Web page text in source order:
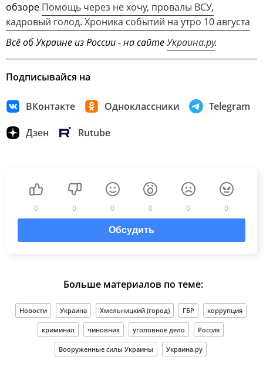
обзоре Помощь через не хочу, провалы ВСУ,
кадровый голод. Хроника событий на утро 10 августа
Всё об Украине из России - на сайтеУкраина.ру.
Подписывайся на
ВКонтакте Одноклассники Telegram
Дзен Rutube
0 0 0 0 0 0
Обсудить
Больше материалов по теме:
Новости Украина Хмельницкий (город) ГБР коррупция
криминал чиновник уголовное дело Россия
Вооруженные силы Украины Украина.ру